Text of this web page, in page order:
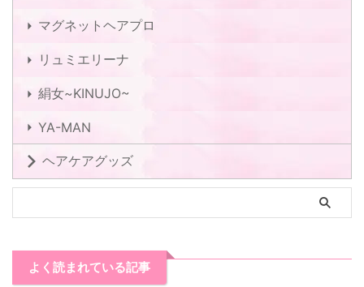
マグネットヘアプロ
リュミエリーナ
絹女~KINUJO~
YA-MAN
ヘアケアグッズ
よく読まれている記事